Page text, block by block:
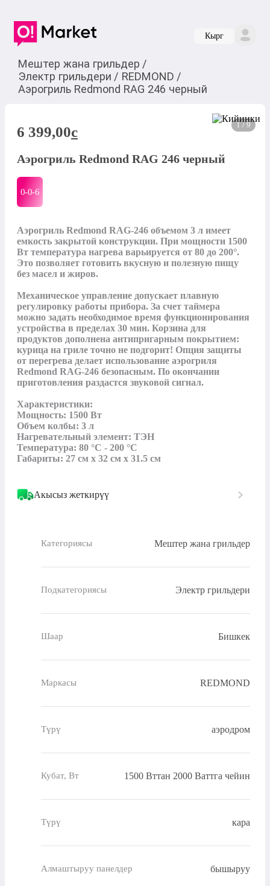
Кырг
Мештер жана грильдер /
Электр грильдери / REDMOND /
Аэрогриль Redmond RAG 246 черный
1 / 9
6 399,00c
Аэрогриль Redmond RAG 246 черный
0-0-6
Аэрогриль Redmond RAG-246 объемом 3 л имеет
емкость закрытой конструкции. При мощности 1500
Вт температура нагрева варьируется от 80 до 200°.
Это позволяет готовить вкусную и полезную пищу
без масел и жиров.
Механическое управление допускает плавную
регулировку работы прибора. За счет таймера
можно задать необходимое время функционирования
устройства в пределах 30 мин. Корзина для
продуктов дополнена антипригарным покрытием:
курица на гриле точно не подгорит! Опция защиты
от перегрева делает использование аэрогриля
Redmond RAG-246 безопасным. По окончании
приготовления раздастся звуковой сигнал.
Характеристики:
Мощность: 1500 Вт
Объем колбы: 3 л
Нагревательный элемент: ТЭН
Температура: 80 °C - 200 °C
Габариты: 27 см x 32 см x 31.5 см
Акысыз жеткирүү
Категориясы Мештер жана грильдер
Подкатегориясы Электр грильдери
Шаар Бишкек
Маркасы REDMOND
Түрү аэродром
Кубат, Вт 1500 Вттан 2000 Ваттга чейин
Түрү кара
Алмаштыруу панелдер бышыруу